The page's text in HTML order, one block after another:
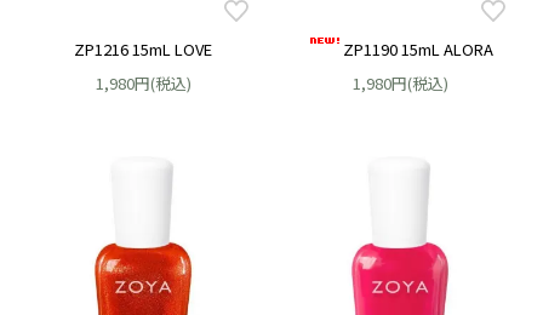
ZP1216 15mL LOVE
1,980円(税込)
ZP1190 15mL ALORA
1,980円(税込)